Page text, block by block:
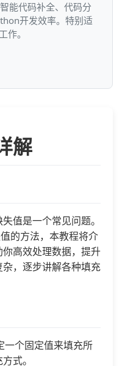
能代码补全、代码分
开发效率。特别适
作。
解
值是一个常见问题。
的方法，本教程将介
高效处理数据，提升
，逐步讲解各种填充
一个固定值来填充所
式。